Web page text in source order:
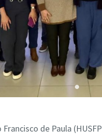
de Paula